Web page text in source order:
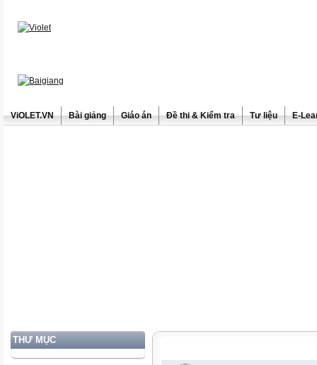
ViOLET.VN Bài giảng Giáo án Đề thi & Kiểm tra Tư liệu E-
THƯ MỤC